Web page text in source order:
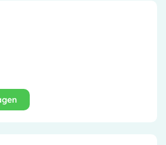
(geel)/ talc (mat wit) -